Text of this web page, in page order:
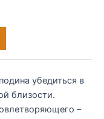
убедиться в
близости.
–